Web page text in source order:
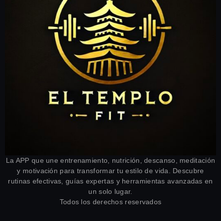
La APP que une entrenamiento, nutrición, descanso, meditación
y motivación para transformar tu estilo de vida. Descubre
rutinas efectivas, guías expertas y herramientas avanzadas en
un solo lugar.
Todos los derechos reservados